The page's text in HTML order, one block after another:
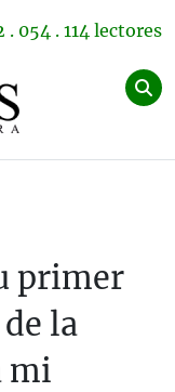
. 054 . 114 lectores
primer
la
mi